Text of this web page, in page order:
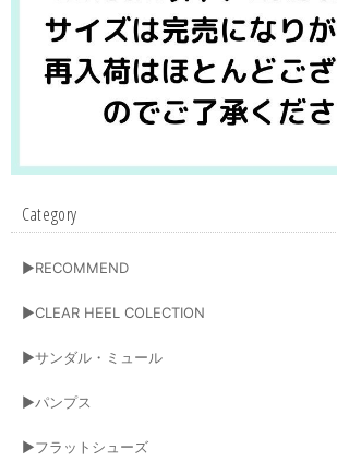
Category
▶RECOMMEND
▶CLEAR HEEL COLECTION
▶サンダル・ミュール
▶パンプス
▶フラットシューズ